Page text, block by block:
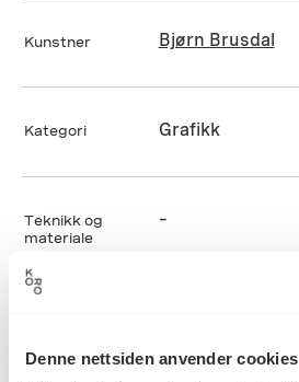
Denne nettsiden anvender cookies
Kunstner Bjørn Brusdal
Kategori Grafikk
Teknikk og
materiale
–
Høyde: 0cm